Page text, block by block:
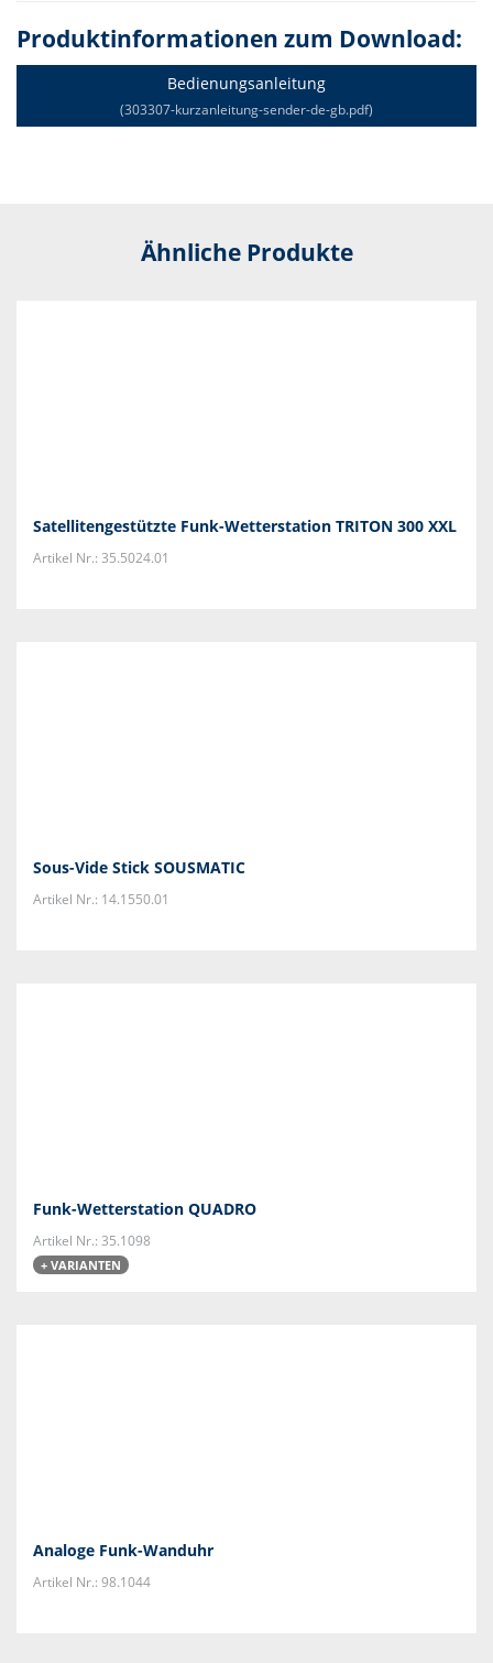
Produktinformationen zum Download:
Bedienungsanleitung
(303307-kurzanleitung-sender-de-gb.pdf)
Ähnliche Produkte
Satellitengestützte Funk-Wetterstation TRITON 300 XXL
Artikel Nr.: 35.5024.01
Sous-Vide Stick SOUSMATIC
Artikel Nr.: 14.1550.01
Funk-Wetterstation QUADRO
Artikel Nr.: 35.1098
+ VARIANTEN
Analoge Funk-Wanduhr
Artikel Nr.: 98.1044